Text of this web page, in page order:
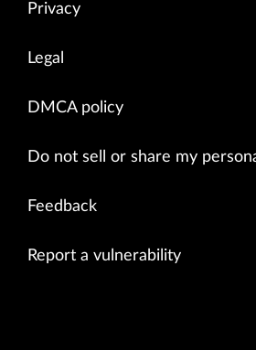
Privacy
Legal
DMCA policy
Do not sell or share my
Feedback
Report a vulnerability